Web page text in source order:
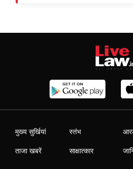
मुख्य सुर्खियां
ताजा खबरें
स्तंभ
साक्षात्कार